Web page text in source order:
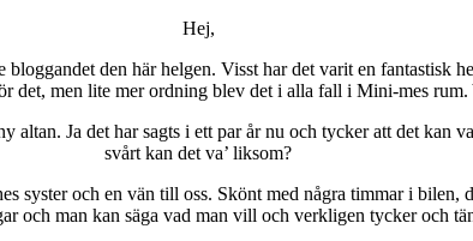
Hej,
den här helgen. Visst har det varit en fantastisk
men lite mer ordning blev det i alla fall i Mini-mes
Ja det har sagts i ett par år nu och tycker att det kan
svårt kan det va’ liksom?
syster och en vän till oss. Skönt med några timmar i
och man kan säga vad man vill och verkligen tycker och